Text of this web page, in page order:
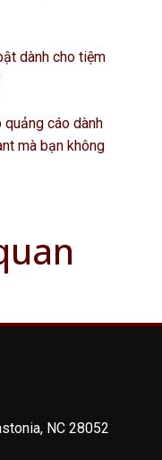
dành cho tiệm
cáo dành
mà bạn không
NC 28052